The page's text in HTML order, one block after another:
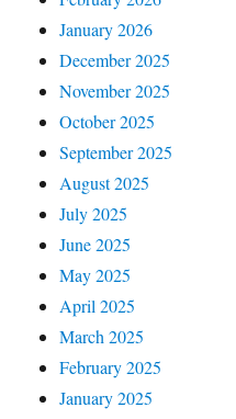
January 2026
December 2025
November 2025
October 2025
September 2025
August 2025
July 2025
June 2025
May 2025
April 2025
March 2025
February 2025
January 2025